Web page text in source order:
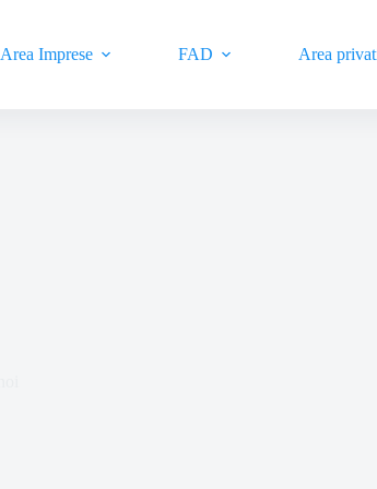
Area Imprese FAD Area